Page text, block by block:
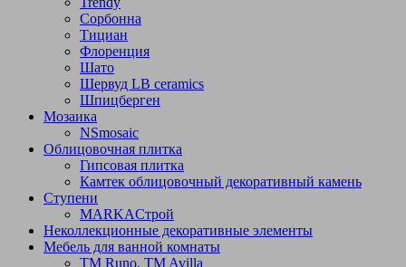
Сорбонна
Тициан
Флоренция
Шато
Шервуд LB ceramics
Шпицберген
Мозаика
NSmosaic
Облицовочная плитка
Гипсовая плитка
Камтек облицовочный декоративный камень
Ступени
МARKAСтрой
Неколлекционные декоративные элементы
Мебель для ванной комнаты
TM Runo, TM Avilla